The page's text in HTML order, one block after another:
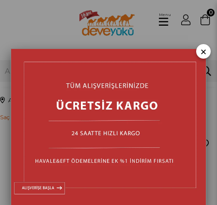
0
Menu
Anasayfa Kozmetik & Sağlık & Bakım Kişisel Bakım Ürünleri
Saç Kurutma Makinesi
×